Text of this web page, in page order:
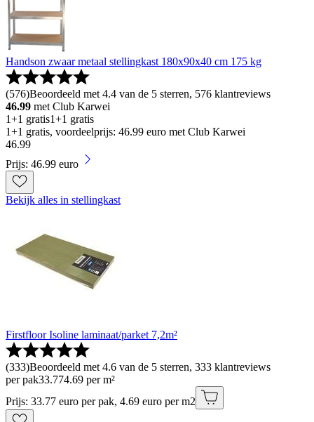
Handson zwaar metaal stellingkast 180x90x40 cm 175 kg
(576)Beoordeeld met 4.4 van de 5 sterren, 576 klantreviews
46.99 met Club Karwei
1+1 gratis1+1 gratis
1+1 gratis, voordeelprijs: 46.99 euro met Club Karwei
46.99
Prijs: 46.99 euro
Bekijk alles in stellingkast
Firstfloor Isoline laminaat/parket 7,2m²
(333)Beoordeeld met 4.6 van de 5 sterren, 333 klantreviews
per pak33.774.69 per m²
Prijs: 33.77 euro per pak, 4.69 euro per m2